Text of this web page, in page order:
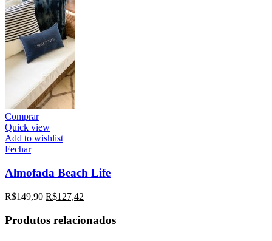
Comprar
Quick view
Add to wishlist
Fechar
Almofada Beach Life
R$149,90 R$127,42
Produtos relacionados